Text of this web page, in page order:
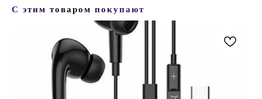
С этим товаром покупают